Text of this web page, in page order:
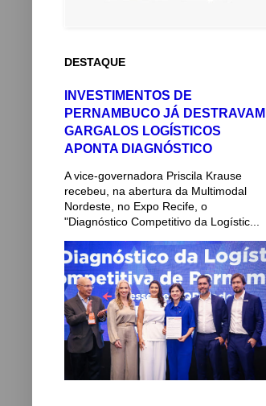
DESTAQUE
INVESTIMENTOS DE
PERNAMBUCO JÁ DESTRAVAM
GARGALOS LOGÍSTICOS
APONTA DIAGNÓSTICO
A vice-governadora Priscila Krause
recebeu, na abertura da Multimodal
Nordeste, no Expo Recife, o
"Diagnóstico Competitivo da Logístic...